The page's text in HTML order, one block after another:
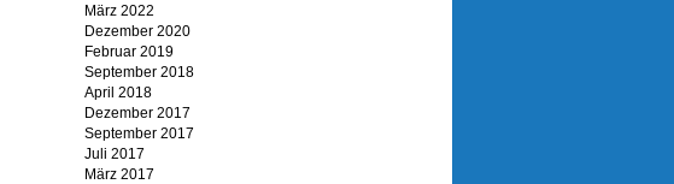
März 2022
Dezember 2020
Februar 2019
September 2018
April 2018
Dezember 2017
September 2017
Juli 2017
März 2017